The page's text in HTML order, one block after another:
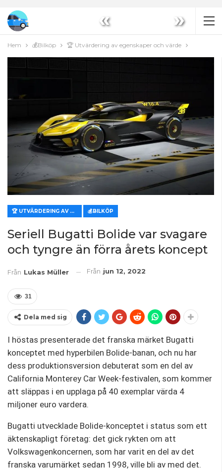
« »
Hem 💰Bilköp 🏆 Utvärdering av egenskaper och värde
🏆 UTVÄRDERING AV EGENSKAPER OCH VÄRDE 💰BILKÖP
Seriell Bugatti Bolide var svagare
och tyngre än förra årets koncept
Från Lukas Müller Från jun 12, 2022
31
Dela med sig
I höstas presenterade det franska märket Bugatti
konceptet med hyperbilen Bolide-banan, och nu har
dess produktionsversion debuterat som en del av
California Monterey Car Week-festivalen, som kommer
att släppas i en upplaga på 40 exemplar värda 4
miljoner euro vardera.
Bugatti utvecklade Bolide-konceptet i status som ett
äktenskapligt företag: det gick rykten om att
Volkswagenkoncernen, som har varit en del av det
franska varumärket sedan 1998, ville bli av med det.